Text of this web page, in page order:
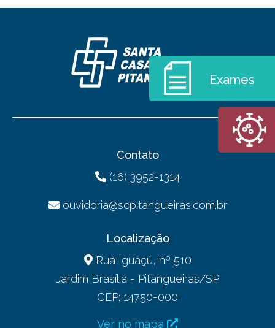
Contato
(16) 3952-1314
ouvidoria@scpitangueiras.com.br
Localização
Rua Iguaçú, nº 510
Jardim Brasília - Pitangueiras/SP
CEP: 14750-000
Ver no mapa
Exames